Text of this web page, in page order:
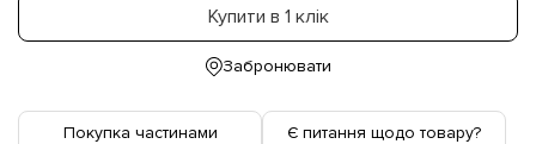
Купити в 1 клік
Забронювати
Покупка частинами Є питання щодо товару?